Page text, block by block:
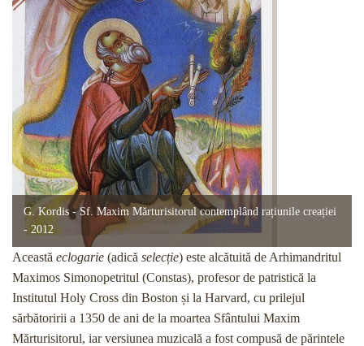
G. Kordis - Sf. Maxim Mărturisitorul contemplând rațiunile creației
- 2012
Această eclogarie (adică selecție) este alcătuită de Arhimandritul
Maximos Simonopetritul (Constas), profesor de patristică la
Institutul Holy Cross din Boston și la Harvard, cu prilejul
sărbătoririi a 1350 de ani de la moartea Sfântului Maxim
Mărturisitorul, iar versiunea muzicală a fost compusă de părintele